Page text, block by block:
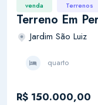
venda Terrenos
Terreno Em
Jardim São Luiz
quarto
R$ 150.000,00